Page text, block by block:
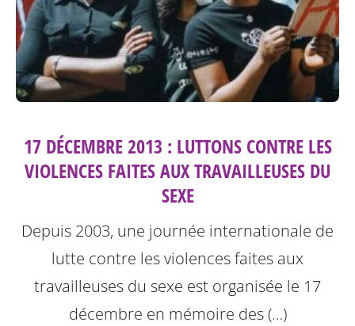
17 DÉCEMBRE 2013 : LUTTONS CONTRE LES
VIOLENCES FAITES AUX TRAVAILLEUSES DU
SEXE
Depuis 2003, une journée internationale de
lutte contre les violences faites aux
travailleuses du sexe est organisée le 17
décembre en mémoire des (…)